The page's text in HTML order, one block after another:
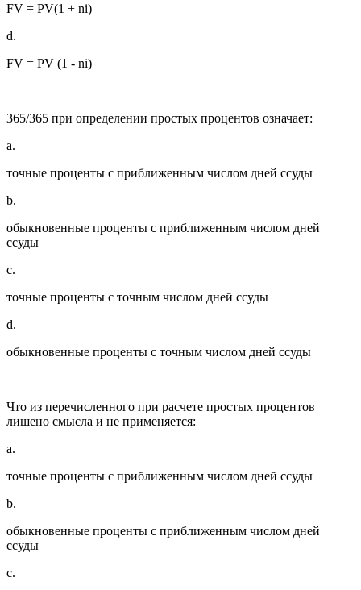
FV = PV(1 + ni)
d.
FV = PV (1 - ni)
365/365 при определении простых процентов означает:
a.
точные проценты с приближенным числом дней ссуды
b.
обыкновенные проценты с приближенным числом дней
ссуды
c.
точные проценты с точным числом дней ссуды
d.
обыкновенные проценты с точным числом дней ссуды
Что из перечисленного при расчете простых процентов
лишено смысла и не применяется:
a.
точные проценты с приближенным числом дней ссуды
b.
обыкновенные проценты с приближенным числом дней
ссуды
c.